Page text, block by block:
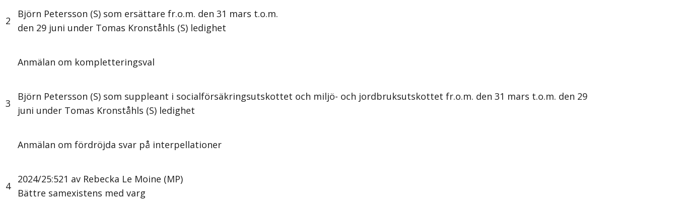
2
Björn Petersson (S) som ersättare fr.o.m. den 31 mars t.o.m.
den 29 juni under Tomas Kronståhls (S) ledighet
Anmälan om kompletteringsval
3
Björn Petersson (S) som suppleant i socialförsäkringsutskottet och miljö- och jordbruksutskottet fr.o.m. den 31 mars t.o.m. den 29
juni under Tomas Kronståhls (S) ledighet
Anmälan om fördröjda svar på interpellationer
4
2024/25:521 av Rebecka Le Moine (MP)
Bättre samexistens med varg